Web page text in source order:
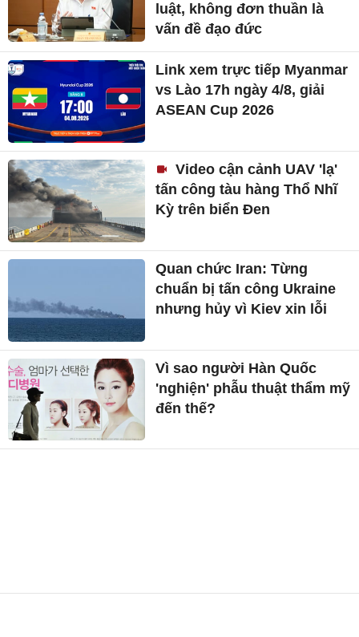
luật, không đơn thuần là
vấn đề đạo đức
Link xem trực tiếp Myanmar
vs Lào 17h ngày 4/8, giải
ASEAN Cup 2026
Video cận cảnh UAV 'lạ'
tấn công tàu hàng Thổ Nhĩ
Kỳ trên biển Đen
Quan chức Iran: Từng
chuẩn bị tấn công Ukraine
nhưng hủy vì Kiev xin lỗi
Vì sao người Hàn Quốc
'nghiện' phẫu thuật thẩm mỹ
đến thế?